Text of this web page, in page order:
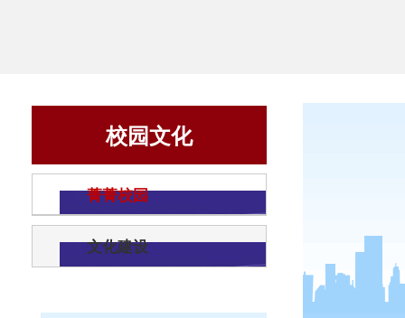
校园文化
菁菁校园
文化建设
14日